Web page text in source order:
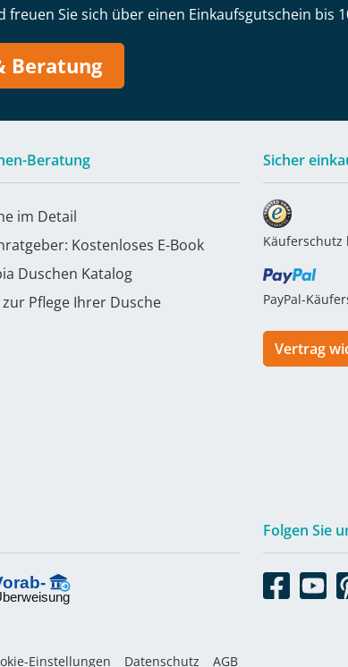
Sie sich über einen Einkaufsgutschein bis
Beratung
Beratung
im Detail
Kostenloses E-Book
Duschen Katalog
Pflege Ihrer Dusche
Sicher
Käuferschutz
PayPal-
Vertrag
Folgen Sie
Einstellungen Datenschutz AGB